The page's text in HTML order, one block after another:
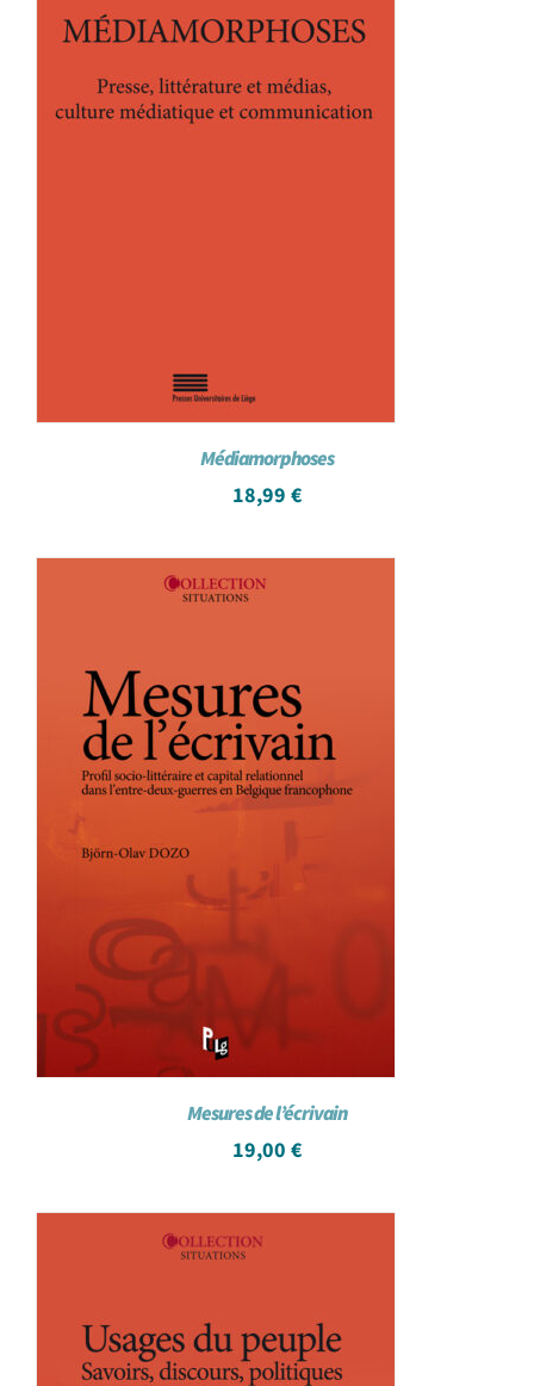
Médiamorphoses
18,99 €
Mesures de l’écrivain
19,00 €